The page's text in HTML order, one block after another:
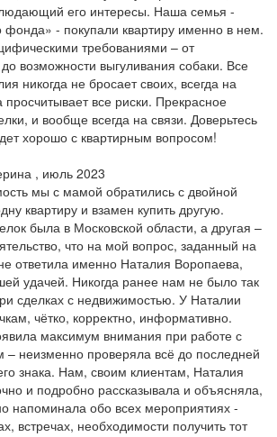
его интересы. Наша семья -
фонда» - покупали квартиру именно в нем.
требованиями – от
возможности выгуливания собаки. Все
никогда не бросает своих, всегда на
просчитывает все риски. Прекрасное
и вообще всегда на связи. Доверьтесь
хорошо с квартирным вопросом!
, июль 2023
мы с мамой обратились с двойной
квартиру и взамен купить другую.
была в Московской области, а другая –
что на мой вопрос, заданный на
ответила именно Наталия Воропаева,
удачей. Никогда ранее нам не было так
сделках с недвижимостью. У Наталии
чётко, корректно, информативно.
максимум внимания при работе с
неизменно проверяла всё до последней
знака. Нам, своим клиентам, Наталия
и подробно рассказывала и объясняла,
напоминала обо всех мероприятиях -
встречах, необходимости получить тот